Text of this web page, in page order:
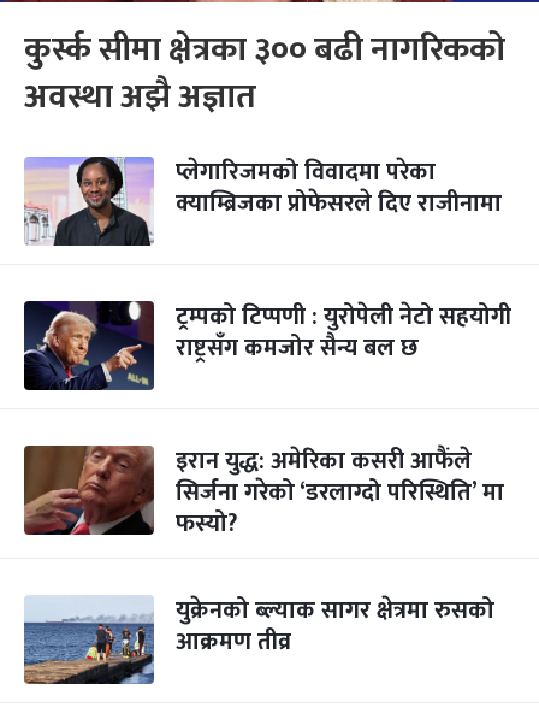
कुर्स्क सीमा क्षेत्रका ३०० बढी नागरिकको
अवस्था अझै अज्ञात
प्लेगारिजमको विवादमा परेका
क्याम्ब्रिजका प्रोफेसरले दिए राजीनामा
ट्रम्पको टिप्पणी : युरोपेली नेटो सहयोगी
राष्ट्रसँग कमजोर सैन्य बल छ
इरान युद्ध: अमेरिका कसरी आफैंले
सिर्जना गरेको ‘डरलाग्दो परिस्थिति’ मा
फस्यो?
युक्रेनको ब्ल्याक सागर क्षेत्रमा रुसको
आक्रमण तीव्र